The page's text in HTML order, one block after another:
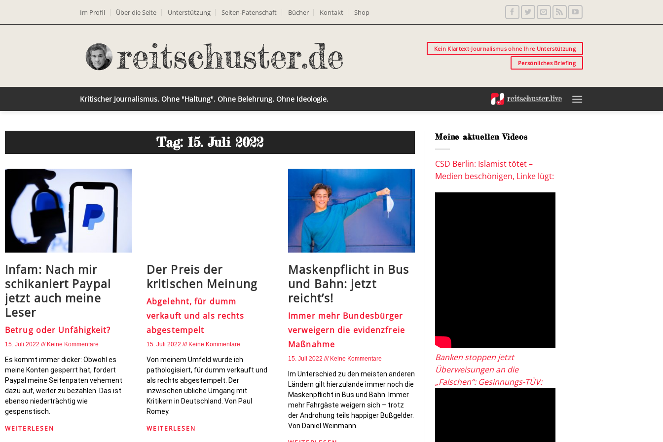
Im Profil Über die Seite Unterstützung Seiten-Patenschaft Bücher Kontakt Shop
Kein Klartext-Journalismus ohne Ihre Unterstützung
Persönliches Briefing
Kritischer Journalismus. Ohne "Haltung". Ohne Belehrung. Ohne Ideologie.
Tag: 15. Juli 2022
Infam: Nach mir
schikaniert Paypal
jetzt auch meine
Leser
Betrug oder Unfähigkeit?
15. Juli 2022 Keine Kommentare
Es kommt immer dicker: Obwohl es
meine Konten gesperrt hat, fordert
Paypal meine Seitenpaten vehement
dazu auf, weiter zu bezahlen. Das ist
ebenso niederträchtig wie
gespenstisch.
WEITERLESEN
Der Preis der
kritischen Meinung
Abgelehnt, für dumm
verkauft und als rechts
abgestempelt
15. Juli 2022 Keine Kommentare
Von meinem Umfeld wurde ich
pathologisiert, für dumm verkauft und
als rechts abgestempelt. Der
inzwischen übliche Umgang mit
Kritikern in Deutschland. Von Paul
Romey.
WEITERLESEN
Maskenpflicht in Bus
und Bahn: jetzt
reicht’s!
Immer mehr Bundesbürger
verweigern die evidenzfreie
Maßnahme
15. Juli 2022 Keine Kommentare
Im Unterschied zu den meisten anderen
Ländern gilt hierzulande immer noch die
Maskenpflicht in Bus und Bahn. Immer
mehr Fahrgäste weigern sich – trotz
der Androhung teils happiger Bußgelder.
Von Daniel Weinmann.
Meine aktuellen Videos
CSD Berlin: Islamist tötet –
Medien beschönigen, Linke lügt:
Banken stoppen jetzt
Überweisungen an die
„Falschen“: Gesinnungs-TÜV: